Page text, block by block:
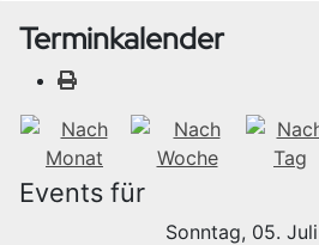
Terminkalender
Events für
Sonntag, 05.